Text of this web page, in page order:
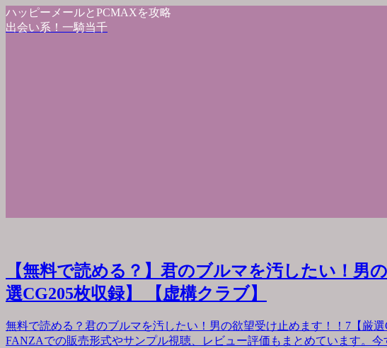
ハッピーメールとPCMAXを攻略
出会い系！一騎当千
【無料で読める？】君のブルマを汚したい！男
選CG205枚収録】 【虚構クラブ】
無料で読める？君のブルマを汚したい！男の欲望受け止めます！！7【厳選
FANZAでの販売形式やサンプル視聴、レビュー評価もまとめています。今